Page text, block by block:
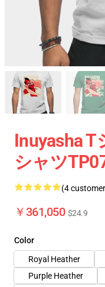
Inuyasha T
シャツ
(4
￥361,050 $24.9
Color
Royal Heather
Purple Heather